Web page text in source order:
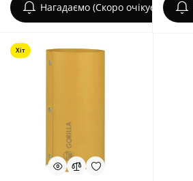
Нагадаємо (Скоро очікується)
Хіт